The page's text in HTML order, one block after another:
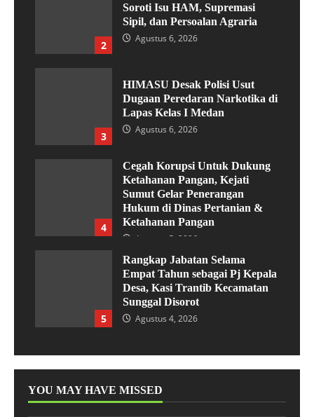
2
Soroti Isu HAM, Supremasi
Sipil, dan Persoalan Agraria
Agustus 6, 2026
3
HIMASU Desak Polisi Usut
Dugaan Peredaran Narkotika di
Lapas Kelas I Medan
Agustus 6, 2026
4
Cegah Korupsi Untuk Dukung
Ketahanan Pangan, Kejati
Sumut Gelar Penerangan
Hukum di Dinas Pertanian &
Ketahanan Pangan
Agustus 5, 2026
5
Rangkap Jabatan Selama
Empat Tahun sebagai Pj Kepala
Desa, Kasi Trantib Kecamatan
Sunggal Disorot
Agustus 4, 2026
YOU MAY HAVE MISSED